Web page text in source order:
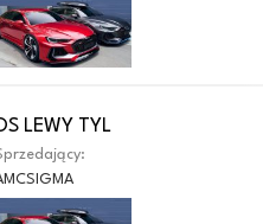
LEWY TYL